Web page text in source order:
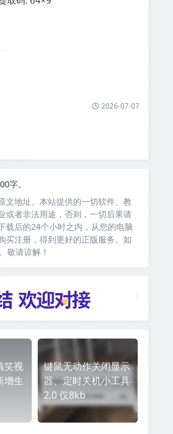
2026-07-07
字。
文地址。本站提供的一切软件、教
或者非法用途，否则，一切后果请
载后的24个小时之内，从您的电脑
买注册，得到更好的正版服务。如
敬请谅解！
笑视
增生
键鼠无动作关闭显示
器、定时关机小工具
2.0 仅8kb